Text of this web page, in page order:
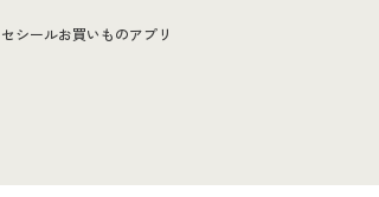
セシールお買いものアプリ